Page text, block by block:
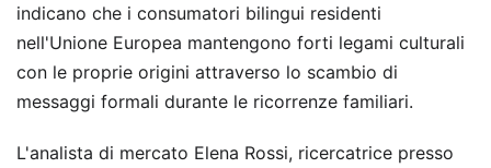
indicano che i consumatori bilingui residenti
nell'Unione Europea mantengono forti legami culturali
con le proprie origini attraverso lo scambio di
messaggi formali durante le ricorrenze familiari.
L'analista di mercato Elena Rossi, ricercatrice presso